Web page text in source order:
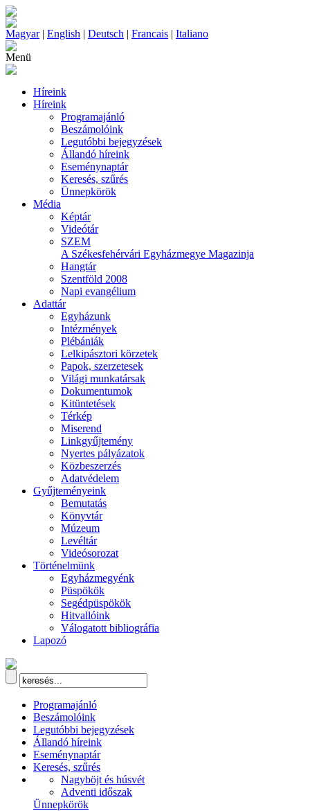
Magyar| English | Deutsch | Francais | Italiano
Menü
Híreink
Híreink
Programajánló
Beszámolóink
Legutóbbi bejegyzések
Állandó híreink
Eseménynaptár
Keresés, szűrés
Ünnepkörök
Média
Képtár
Videótár
SZEM
A Székesfehérvári Egyházmegye Magazinja
Hangtár
Szentföld 2008
Napi evangélium
Adattár
Egyházunk
Intézmények
Plébániák
Lelkipásztori körzetek
Papok, szerzetesek
Világi munkatársak
Dokumentumok
Kitüntetések
Térkép
Miserend
Linkgyűjtemény
Nyertes pályázatok
Közbeszerzés
Adatvédelem
Gyűjteményeink
Bemutatás
Könyvtár
Múzeum
Levéltár
Videósorozat
Történelmünk
Egyházmegyénk
Püspökök
Segédpüspökök
Hitvallóink
Válogatott bibliográfia
Lapozó
Programajánló
Beszámolóink
Legutóbbi bejegyzések
Állandó híreink
Eseménynaptár
Keresés, szűrés
Nagyböjt és húsvét
Adventi időszak
Ünnepkörök